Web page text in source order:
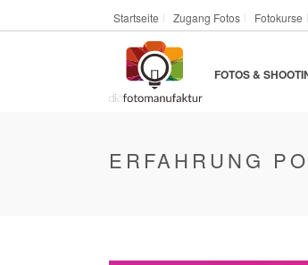
Startseite Zugang Fotos Fotokurse
FOTOS &
ERFAHRUNG